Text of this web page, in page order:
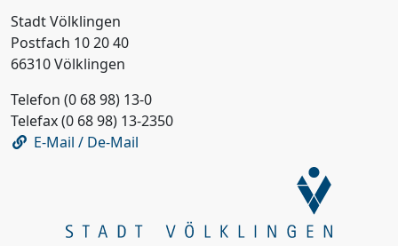
Stadt Völklingen
Postfach 10 20 40
66310 Völklingen
Telefon (0 68 98) 13-0
Telefax (0 68 98) 13-2350
E-Mail / De-Mail